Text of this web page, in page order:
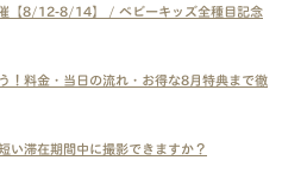
【8/12-8/14】 / ベビーキッズ全種目記念
！料金・当日の流れ・お得な8月特典まで徹
い滞在期間中に撮影できますか？